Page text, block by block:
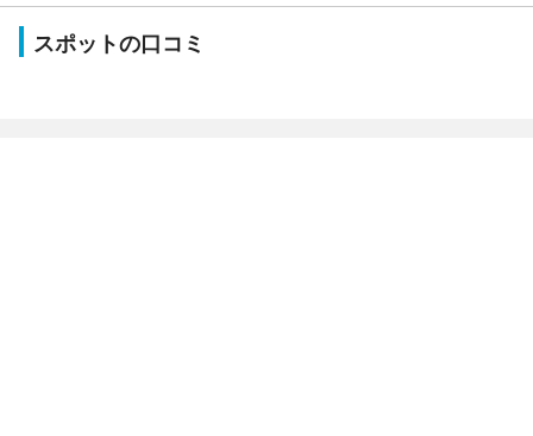
スポットの口コミ